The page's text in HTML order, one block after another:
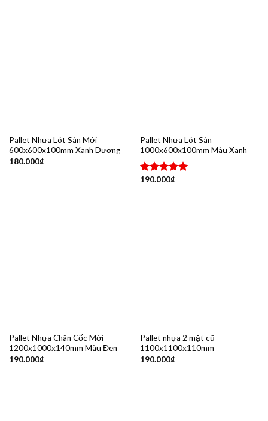
Pallet Nhựa Lót Sàn Mới
600x600x100mm Xanh Dương
180.000₫
Pallet Nhựa Lót Sàn
1000x600x100mm Màu Xanh
Được xếp
190.000₫
Pallet Nhựa Chân Cốc Mới
1200x1000x140mm Màu Đen
190.000₫
Pallet nhựa 2 mặt cũ
1100x1100x110mm
190.000₫